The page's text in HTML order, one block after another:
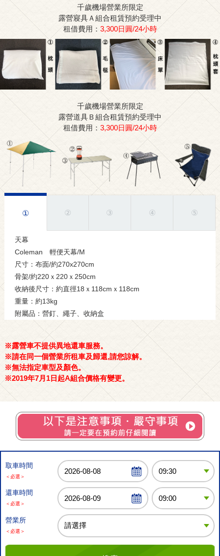
千歲機場營業所限定
露營寢具Ａ組合租賃預約受理中
租借費用： 3,300日圓/24小時
千歲機場營業所限定
露營道具Ｂ組合租賃預約受理中
租借費用： 3,300日圓/24小時
① ② ③ ④ ⑤
天幕
Coleman 輕便天幕/M
尺寸：布面/約270x270cm
骨架/約220ｘ220ｘ250cm
收納後尺寸：約直徑18ｘ118cmｘ118cm
重量：約13kg
附屬品：營釘、繩子、收納盒
※露營車不提供異地還車服務。
※請在同一個營業所租車及歸還,請您諒解。
※無法指定車型及顏色。
※2019年7月1日起A組合價格有變更。
取車時間
＜必選＞
還車時間
＜必選＞
營業所
＜必選＞